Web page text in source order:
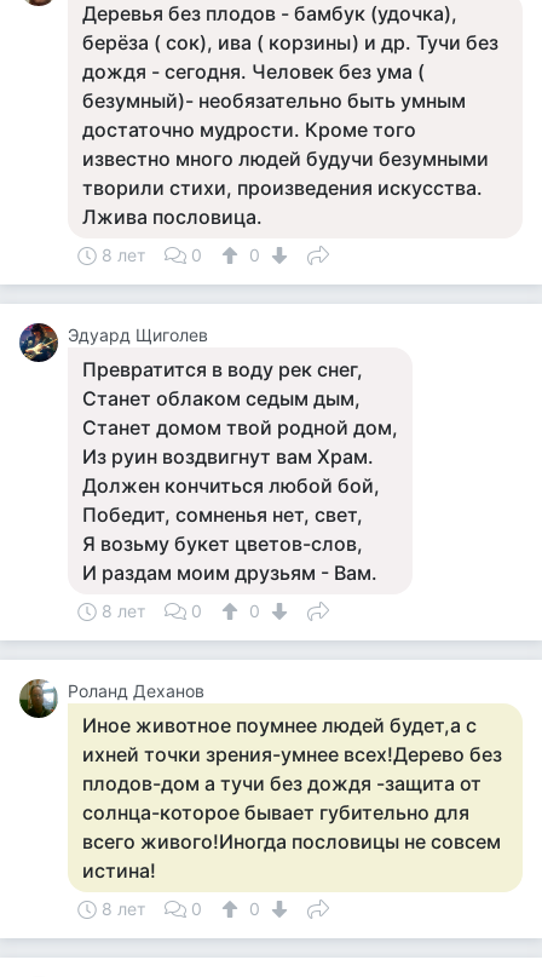
Деревья без плодов - бамбук (удочка),
берёза ( сок), ива ( корзины) и др. Тучи без
дождя - сегодня. Человек без ума (
безумный)- необязательно быть умным
достаточно мудрости. Кроме того
известно много людей будучи безумными
творили стихи, произведения искусства.
Лжива пословица.
8 лет 0 0
Эдуард Щиголев
Превратится в воду рек снег,
Станет облаком седым дым,
Станет домом твой родной дом,
Из руин воздвигнут вам Храм.
Должен кончиться любой бой,
Победит, сомненья нет, свет,
Я возьму букет цветов-слов,
И раздам моим друзьям - Вам.
8 лет 0 0
Роланд Деханов
Иное животное поумнее людей будет,а с
ихней точки зрения-умнее всех!Дерево без
плодов-дом а тучи без дождя -защита от
солнца-которое бывает губительно для
всего живого!Иногда пословицы не совсем
истина!
8 лет 0 0